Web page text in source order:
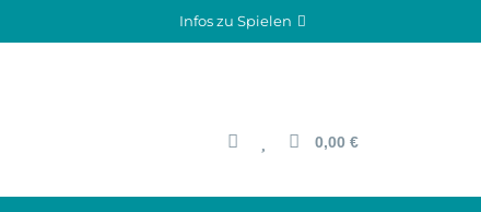
Infos zu Spielen
0,00 €